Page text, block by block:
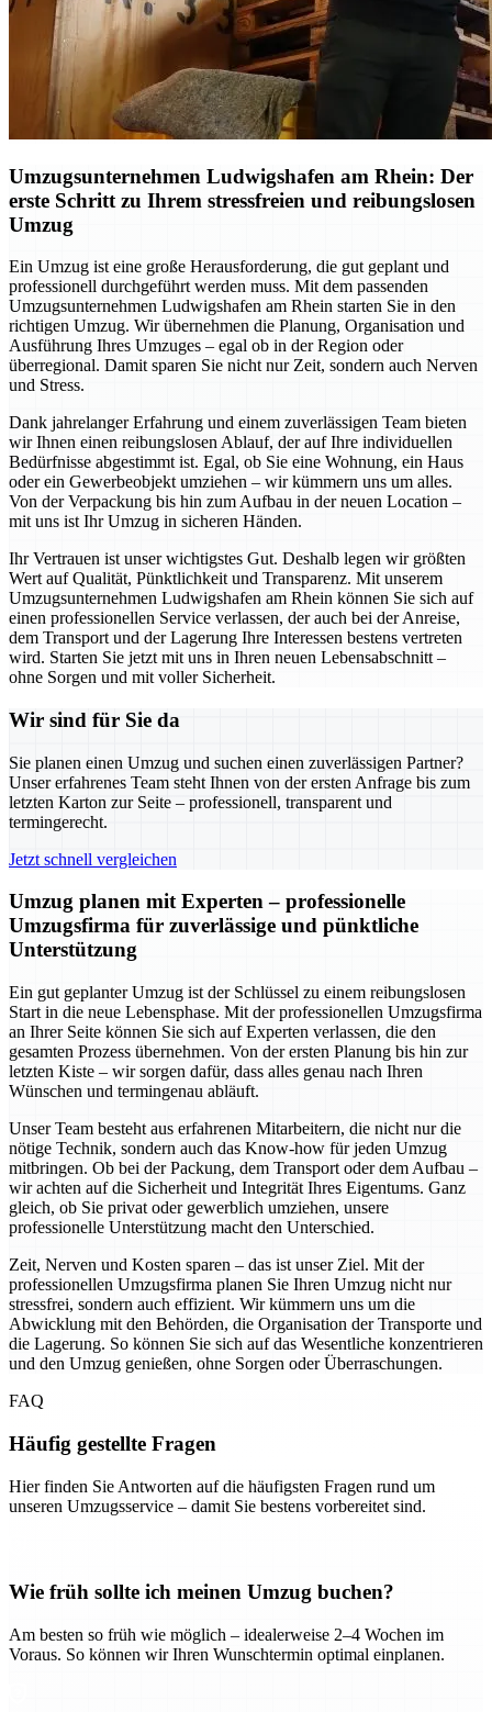
Umzugsunternehmen Ludwigshafen am Rhein: Der
erste Schritt zu Ihrem stressfreien und reibungslosen
Umzug
Ein Umzug ist eine große Herausforderung, die gut geplant und
professionell durchgeführt werden muss. Mit dem passenden
Umzugsunternehmen Ludwigshafen am Rhein starten Sie in den
richtigen Umzug. Wir übernehmen die Planung, Organisation und
Ausführung Ihres Umzuges – egal ob in der Region oder
überregional. Damit sparen Sie nicht nur Zeit, sondern auch Nerven
und Stress.
Dank jahrelanger Erfahrung und einem zuverlässigen Team bieten
wir Ihnen einen reibungslosen Ablauf, der auf Ihre individuellen
Bedürfnisse abgestimmt ist. Egal, ob Sie eine Wohnung, ein Haus
oder ein Gewerbeobjekt umziehen – wir kümmern uns um alles.
Von der Verpackung bis hin zum Aufbau in der neuen Location –
mit uns ist Ihr Umzug in sicheren Händen.
Ihr Vertrauen ist unser wichtigstes Gut. Deshalb legen wir größten
Wert auf Qualität, Pünktlichkeit und Transparenz. Mit unserem
Umzugsunternehmen Ludwigshafen am Rhein können Sie sich auf
einen professionellen Service verlassen, der auch bei der Anreise,
dem Transport und der Lagerung Ihre Interessen bestens vertreten
wird. Starten Sie jetzt mit uns in Ihren neuen Lebensabschnitt –
ohne Sorgen und mit voller Sicherheit.
Wir sind für Sie da
Sie planen einen Umzug und suchen einen zuverlässigen Partner?
Unser erfahrenes Team steht Ihnen von der ersten Anfrage bis zum
letzten Karton zur Seite – professionell, transparent und
termingerecht.
Jetzt schnell vergleichen
Umzug planen mit Experten – professionelle
Umzugsfirma für zuverlässige und pünktliche
Unterstützung
Ein gut geplanter Umzug ist der Schlüssel zu einem reibungslosen
Start in die neue Lebensphase. Mit der professionellen Umzugsfirma
an Ihrer Seite können Sie sich auf Experten verlassen, die den
gesamten Prozess übernehmen. Von der ersten Planung bis hin zur
letzten Kiste – wir sorgen dafür, dass alles genau nach Ihren
Wünschen und termingenau abläuft.
Unser Team besteht aus erfahrenen Mitarbeitern, die nicht nur die
nötige Technik, sondern auch das Know-how für jeden Umzug
mitbringen. Ob bei der Packung, dem Transport oder dem Aufbau –
wir achten auf die Sicherheit und Integrität Ihres Eigentums. Ganz
gleich, ob Sie privat oder gewerblich umziehen, unsere
professionelle Unterstützung macht den Unterschied.
Zeit, Nerven und Kosten sparen – das ist unser Ziel. Mit der
professionellen Umzugsfirma planen Sie Ihren Umzug nicht nur
stressfrei, sondern auch effizient. Wir kümmern uns um die
Abwicklung mit den Behörden, die Organisation der Transporte und
die Lagerung. So können Sie sich auf das Wesentliche konzentrieren
und den Umzug genießen, ohne Sorgen oder Überraschungen.
FAQ
Häufig gestellte Fragen
Hier finden Sie Antworten auf die häufigsten Fragen rund um
unseren Umzugsservice – damit Sie bestens vorbereitet sind.
Wie früh sollte ich meinen Umzug buchen?
Am besten so früh wie möglich – idealerweise 2–4 Wochen im
Voraus. So können wir Ihren Wunschtermin optimal einplanen.